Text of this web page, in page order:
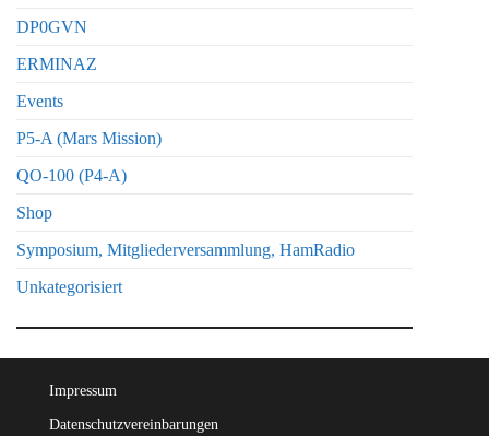
DP0GVN
ERMINAZ
Events
P5-A (Mars Mission)
QO-100 (P4-A)
Shop
Symposium, Mitgliederversammlung, HamRadio
Unkategorisiert
Impressum
Datenschutzvereinbarungen